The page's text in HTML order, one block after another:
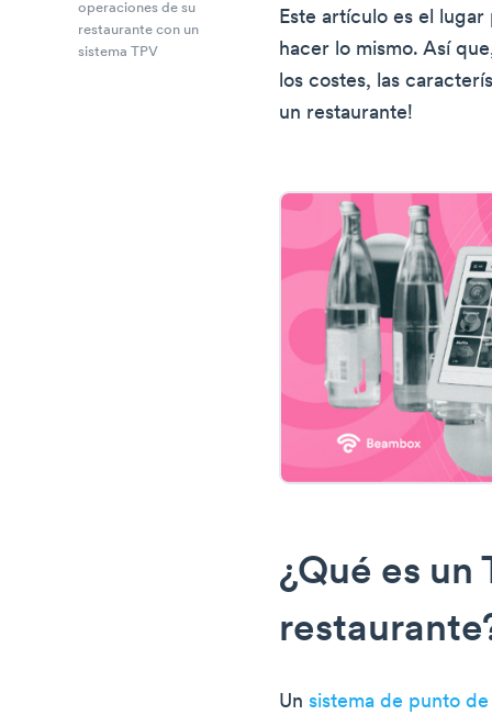
operaciones de su
restaurante con un
sistema TPV
Este artículo es el
hacer lo mismo. Así
los costes, las
un restaurante!
¿Qué es un
Unsistema de punto